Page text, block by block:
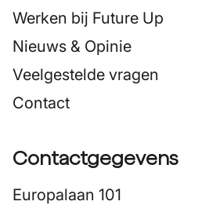
Werken bij Future Up
Nieuws & Opinie
Veelgestelde vragen
Contact
Contactgegevens
Europalaan 101